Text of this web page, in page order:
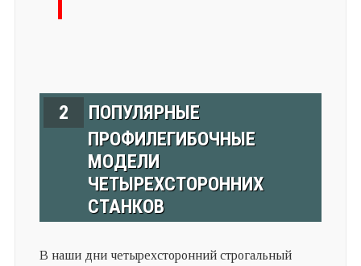
2
ПОПУЛЯРНЫЕ
ПРОФИЛЕГИБОЧНЫЕ
МОДЕЛИ
ЧЕТЫРЕХСТОРОННИХ
СТАНКОВ
В наши дни четырехсторонний строгальный